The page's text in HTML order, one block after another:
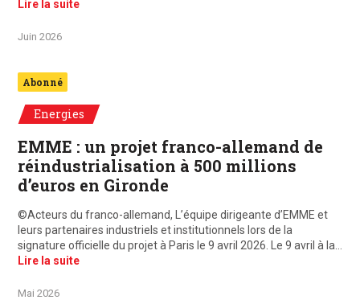
Lire la suite
Juin 2026
Abonné
Energies
EMME : un projet franco-allemand de
réindustrialisation à 500 millions
d’euros en Gironde
©Acteurs du franco-allemand, L’équipe dirigeante d’EMME et
leurs partenaires industriels et institutionnels lors de la
signature officielle du projet à Paris le 9 avril 2026. Le 9 avril à la…
Lire la suite
Mai 2026